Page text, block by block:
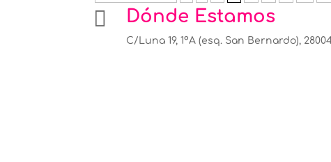
 Dónde Estamos
C/Luna 19, 1ºA (esq. San Bernardo),